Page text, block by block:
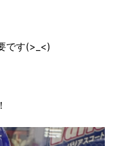
です(>_<)